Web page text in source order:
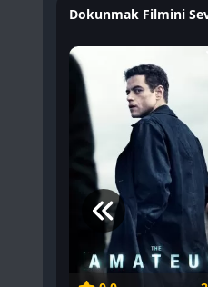
Dokunmak Filmini